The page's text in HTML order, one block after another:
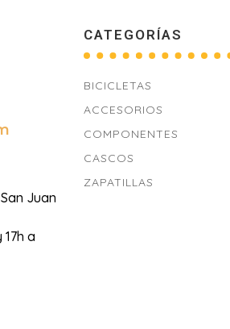
Juan
17h a
CATEGORÍAS
BICICLETAS
ACCESORIOS
COMPONENTES
CASCOS
ZAPATILLAS